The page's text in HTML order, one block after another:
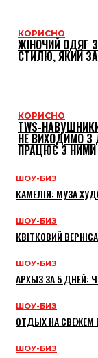
КОРИСНО
ЖІНОЧИЙ ОДЯГ З
СТИЛЮ, ЯКИЙ
КОРИСНО
TWS-
НЕ ВИХОДИМО
ПРАЦЮЄ З НИМИ
ШОУ-БИЗ
КАМЕЛІЯ: МУЗА
ШОУ-БИЗ
КВІТКОВИЙ
ШОУ-БИЗ
АРХЫЗ ЗА 5 ДНЕЙ:
ШОУ-БИЗ
ОТДЫХ НА СВЕЖЕМ
ШОУ-БИЗ